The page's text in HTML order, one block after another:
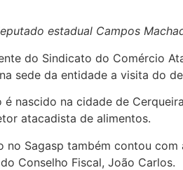
estadual Campos
do Sindicato do Comércio
sede da entidade a visita do
é nascido na cidade de
atacadista de alimentos.
no Sagasp também contou
Conselho Fiscal, João Carlos.